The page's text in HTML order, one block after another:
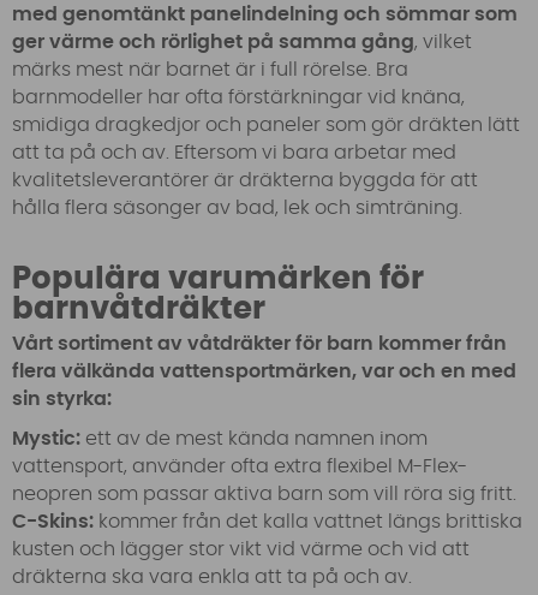
med genomtänkt panelindelning och sömmar som
ger värme och rörlighet på samma gång, vilket
märks mest när barnet är i full rörelse. Bra
barnmodeller har ofta förstärkningar vid knäna,
smidiga dragkedjor och paneler som gör dräkten lätt
att ta på och av. Eftersom vi bara arbetar med
kvalitetsleverantörer är dräkterna byggda för att
hålla flera säsonger av bad, lek och simträning.
Populära varumärken för
barnvåtdräkter
Vårt sortiment av våtdräkter för barn kommer från
flera välkända vattensportmärken, var och en med
sin styrka:
Mystic: ett av de mest kända namnen inom
vattensport, använder ofta extra flexibel M-Flex-
neopren som passar aktiva barn som vill röra sig fritt.
C-Skins: kommer från det kalla vattnet längs brittiska
kusten och lägger stor vikt vid värme och vid att
dräkterna ska vara enkla att ta på och av.